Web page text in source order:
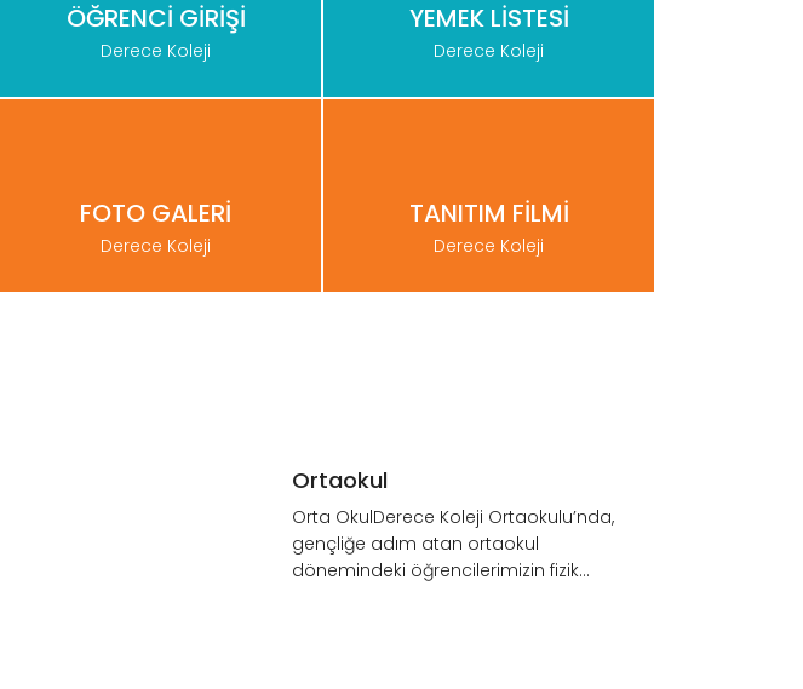
ÖĞRENCİ GİRİŞİ
Derece Koleji
YEMEK LİSTESİ
Derece Koleji
FOTO GALERİ
Derece Koleji
TANITIM FİLMİ
Derece Koleji
Tarsus Derece Koleji "Bursluku sınavı"
4., 5., 6., 7., 8., 9., 10., 11. sınıfların
katılacağı Derecelendirme Sınavı 12-
013ocak 2019 tarihle...
Ortaokul
Orta OkulDerece Koleji Ortaokulu’nda,
gençliğe adım atan ortaokul
dönemindeki öğrencilerimizin fizik...